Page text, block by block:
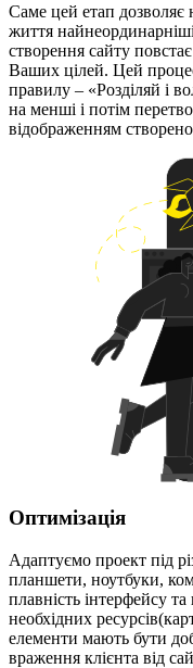
Саме цей етап дозволяє
життя
створення сайту
Ваших цілей. Цей
правилу – «Розділяй і
на менші і потім
відображенням
Оптимізація
Адаптуємо проект під
планшети, ноутбуки,
плавність інтерфейсу
необхідних
елементи мають бути
враження клієнта від